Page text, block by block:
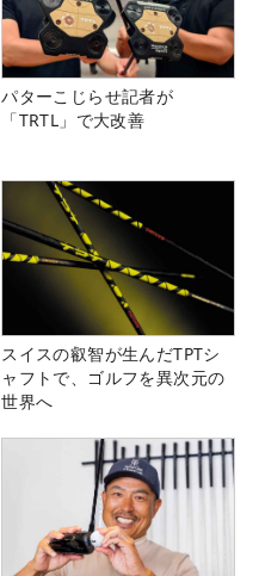
パターこじらせ記者が
「TRTL」で大改善
スイスの叡智が生んだTPTシ
ャフトで、ゴルフを異次元の
世界へ